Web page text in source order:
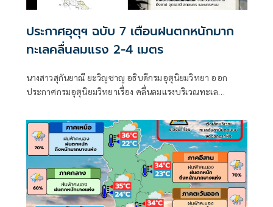
ประกาศอุตุฯ ฉบับ 7 เตือนฝนตกหนักมาก
ทะเลคลื่นลมแรง 2-4 เมตร
นางสาวสุกันยาณี ยะวิญชาญ อธิบดีกรมอุตุนิยมวิทยา ออก
ประกาศกรมอุตุนิยมวิทยาเรื่อง คลื่นลมแรงบริเวณทะเล
มากบริเวณประเทศไทย